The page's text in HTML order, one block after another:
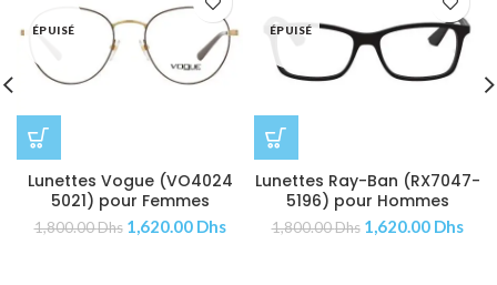
ÉPUISÉ
Lunettes Vogue (VO4024
5021) pour Femmes
1,800.00Dhs 1,620.00 Dhs
ÉPUISÉ
Lunettes Ray-Ban (RX7047-
5196) pour Hommes
1,800.00Dhs 1,620.00 Dhs